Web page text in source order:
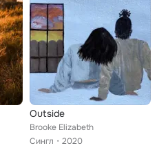
Outside
Brooke Elizabeth
Сингл
2020